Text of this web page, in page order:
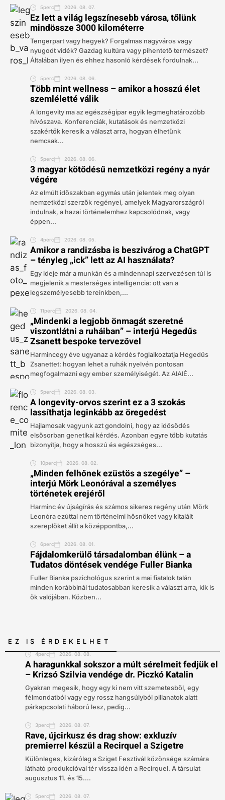
5perc 2026. 08. 07.
Ez lett a világ legszínesebb városa, tőlünk
mindössze 3000 kilométerre
Tengerpart vagy hegyek? Forgalmas nagyváros vagy
nyugodt vidék? Gazdag kultúra vagy pihentető természet?
Általában ilyen és ehhez hasonló kérdések fordulnak...
5perc 2026. 08. 06.
Több mint wellness – amikor a hosszú élet
szemléletté válik
A longevity ma az egészségipar egyik legmeghatározóbb
hívószava. Konferenciák, kutatások és nemzetközi
szakértők keresik a választ arra, hogyan élhetünk
nemcsak...
5perc 2026. 08. 06.
3 magyar kötődésű nemzetközi regény a nyár
végére
Az elmúlt időszakban egymás után jelentek meg olyan
nemzetközi szerzők regényei, amelyek Magyarországról
indulnak, a hazai történelemhez kapcsolódnak, vagy
éppen...
4perc 2026. 08. 05.
Amikor a randizásba is beszivárog a ChatGPT
– tényleg „ick” lett az AI használata?
Egy ideje már a munkán és a mindennapi szervezésen túl is
megjelenik a mesterséges intelligencia: ott van a
legszemélyesebb tereinkben,...
11perc 2026. 08. 04.
„Mindenki a legjobb önmagát szeretné
viszontlátni a ruháiban” – interjú Hegedűs
Zsanett bespoke tervezővel
Harmincegy éve ugyanaz a kérdés foglalkoztatja Hegedűs
Zsanettet: hogyan lehet a ruhák nyelvén pontosan
megfogalmazni egy ember személyiségét. Az AIAIÉ...
5perc 2026. 08. 03.
A longevity-orvos szerint ez a 3 szokás
lassíthatja leginkább az öregedést
Hajlamosak vagyunk azt gondolni, hogy az idősödés
elsősorban genetikai kérdés. Azonban egyre több kutatás
bizonyítja, hogy a hosszú és egészséges...
10perc 2026. 08. 02.
„Minden felhőnek ezüstös a szegélye” –
interjú Mörk Leonórával a személyes
történetek erejéről
Harminc év újságírás és számos sikeres regény után Mörk
Leonóra ezúttal nem történelmi hősnőket vagy kitalált
szereplőket állít a középpontba,...
6perc 2026. 08. 01.
Fájdalomkerülő társadalomban élünk – a
Tudatos döntések vendége Fuller Bianka
Fuller Bianka pszichológus szerint a mai fiatalok talán
minden korábbinál tudatosabban keresik a választ arra, kik is
ők valójában. Közben...
EZ IS ÉRDEKELHET
4perc 2026. 08. 08.
A haragunkkal sokszor a múlt sérelmeit fedjük el
– Krizsó Szilvia vendége dr. Piczkó Katalin
Gyakran megesik, hogy egy ki nem vitt szemetesből, egy
félmondatból vagy egy rossz hangsúlyból pillanatok alatt
párkapcsolati háború lesz, pedig...
3perc 2026. 08. 07.
Rave, újcirkusz és drag show: exkluzív
premierrel készül a Recirquel a Szigetre
Különleges, kizárólag a Sziget Fesztivál közönsége számára
látható produkcióval tér vissza idén a Recirquel. A társulat
augusztus 11. és 15....
5perc 2026. 08. 07.